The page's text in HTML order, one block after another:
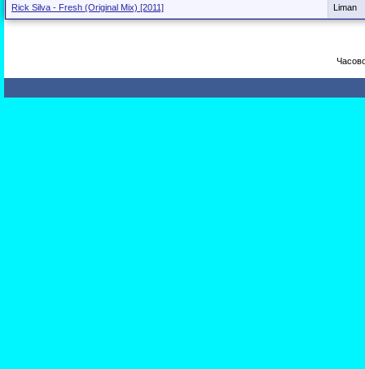
Rick Silva - Fresh (Original Mix) [2011] Liman